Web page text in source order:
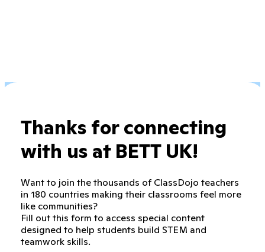
Thanks for connecting
with us at BETT UK!
Want to join the thousands of ClassDojo teachers
in 180 countries making their classrooms feel more
like communities?
Fill out this form to access special content
designed to help students build STEM and
teamwork skills.